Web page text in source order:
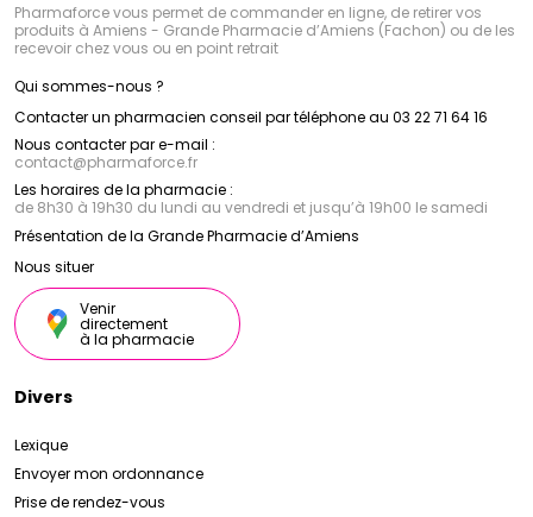
Pharmaforce vous permet de commander en ligne, de retirer vos
produits à Amiens - Grande Pharmacie d’Amiens (Fachon) ou de les
recevoir chez vous ou en point retrait
Qui sommes-nous ?
Contacter un pharmacien conseil par téléphone au 03 22 71 64 16
Nous contacter par e-mail :
contact@pharmaforce.fr
Les horaires de la pharmacie :
de 8h30 à 19h30 du lundi au vendredi et jusqu’à 19h00 le samedi
Présentation de la Grande Pharmacie d’Amiens
Nous situer
Venir
directement
à la pharmacie
Divers
Lexique
Envoyer mon ordonnance
Prise de rendez-vous